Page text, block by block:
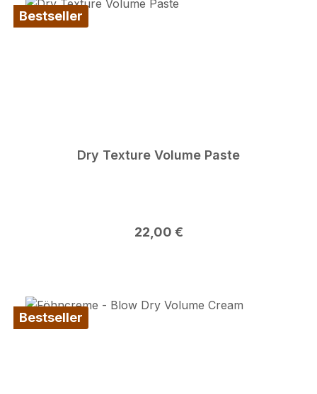
Bestseller
Dry Texture Volume Paste
Regulärer Preis:
22,00 €
Bestseller